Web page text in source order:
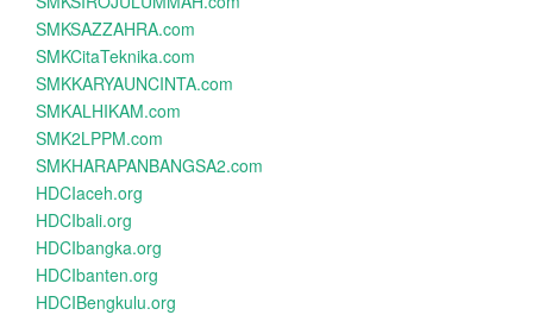
SMKSAZZAHRA.com
SMKCitaTeknika.com
SMKKARYAUNCINTA.com
SMKALHIKAM.com
SMK2LPPM.com
SMKHARAPANBANGSA2.com
HDCIaceh.org
HDCIbali.org
HDCIbangka.org
HDCIbanten.org
HDCIBengkulu.org